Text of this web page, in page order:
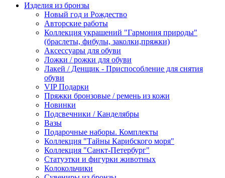
Изделия из бронзы
Новый год и Рождество
Авторские работы
Коллекция украшений "Гармония природы"
(браслеты, фибулы, заколки,пряжки)
Аксессуары для обуви
Ложки / рожки для обуви
Лакей / Денщик - Приспособление для снятия
обуви
VIP Подарки
Пряжки бронзовые / ремень из кожи
Новинки
Подсвечники / Канделябры
Вазы
Подарочные наборы. Комплекты
Коллекция "Тайны Карибского моря"
Коллекция "Санкт-Петербург"
Статуэтки и фигурки животных
Колокольчики